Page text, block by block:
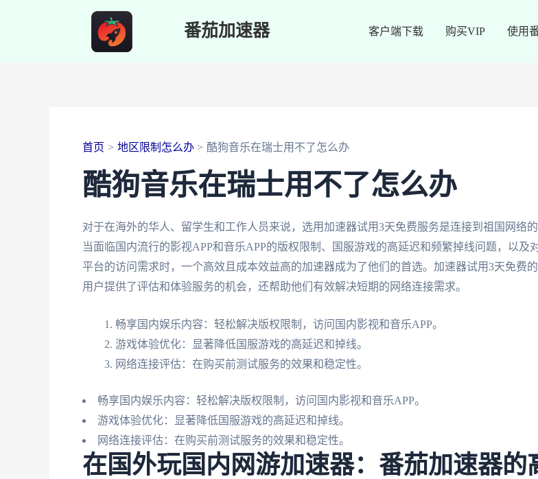
番茄加速器 客户端下载 购买VIP 使用
首页 地区限制怎么办 酷狗音乐在瑞士用不了怎么办
酷狗音乐在瑞士用不了怎么办
对于在海外的华人、留学生和工作人员来说，选用加速器试用3天免费服务是连接到祖国网络的
当面临国内流行的影视APP和音乐APP的版权限制、国服游戏的高延迟和频繁掉线问题，以及
平台的访问需求时，一个高效且成本效益高的加速器成为了他们的首选。加速器试用3天免费
用户提供了评估和体验服务的机会，还帮助他们有效解决短期的网络连接需求。
畅享国内娱乐内容：轻松解决版权限制，访问国内影视和音乐APP。
游戏体验优化：显著降低国服游戏的高延迟和掉线。
网络连接评估：在购买前测试服务的效果和稳定性。
畅享国内娱乐内容：轻松解决版权限制，访问国内影视和音乐APP。
游戏体验优化：显著降低国服游戏的高延迟和掉线。
网络连接评估：在购买前测试服务的效果和稳定性。
在国外玩国内网游加速器：番茄加速器的